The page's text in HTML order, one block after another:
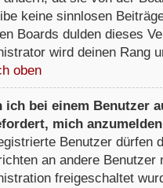
keine sinnlosen
Boards dulden dieses
wird deinen Rang
oben
ich bei einem Benutzer
mich
Benutzer dürfen
an andere
freigeschaltet